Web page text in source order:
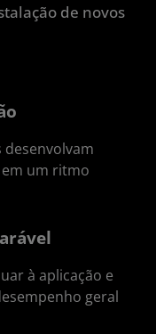
de novos
um ritmo
à aplicação e
geral